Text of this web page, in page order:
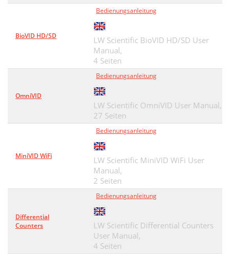
BioVID HD/SD
Bedienungsanleitung
LW Scientific BioVID HD/SD User
Manual,
4 Seiten
OmniVID
Bedienungsanleitung
LW Scientific OmniVID User Manual,
27 Seiten
MiniVID WiFi
Bedienungsanleitung
LW Scientific MiniVID WiFi User
Manual,
2 Seiten
Differential
Counters
Bedienungsanleitung
LW Scientific Differential Counters
User Manual,
4 Seiten